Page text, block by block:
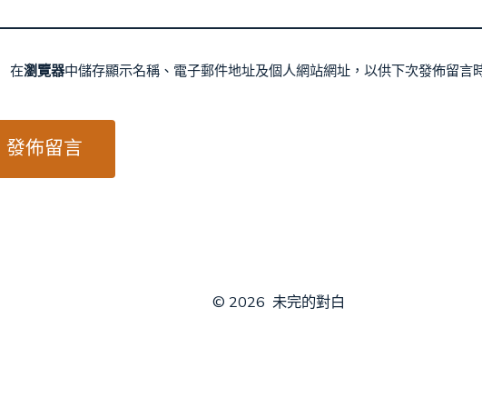
在瀏覽器中儲存顯示名稱、電子郵件地址及個人網站網址，以供下次發佈留言
© 2026 未完的對白